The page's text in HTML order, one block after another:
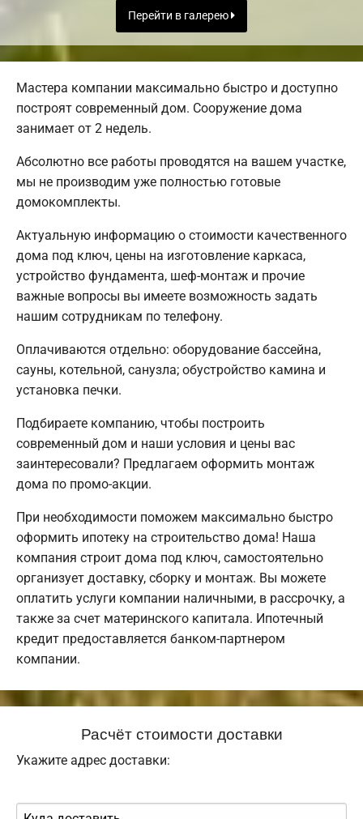
Перейти в галерею
Мастера компании максимально быстро и доступно
построят современный дом. Сооружение дома
занимает от 2 недель.
Абсолютно все работы проводятся на вашем участке,
мы не производим уже полностью готовые
домокомплекты.
Актуальную информацию о стоимости качественного
дома под ключ, цены на изготовление каркаса,
устройство фундамента, шеф-монтаж и прочие
важные вопросы вы имеете возможность задать
нашим сотрудникам по телефону.
Оплачиваются отдельно: оборудование бассейна,
сауны, котельной, санузла; обустройство камина и
установка печки.
Подбираете компанию, чтобы построить
современный дом и наши условия и цены вас
заинтересовали? Предлагаем оформить монтаж
дома по промо-акции.
При необходимости поможем максимально быстро
оформить ипотеку на строительство дома! Наша
компания строит дома под ключ, самостоятельно
организует доставку, сборку и монтаж. Вы можете
оплатить услуги компании наличными, в рассрочку, а
также за счет материнского капитала. Ипотечный
кредит предоставляется банком-партнером
компании.
Расчёт стоимости доставки
Укажите адрес доставки: